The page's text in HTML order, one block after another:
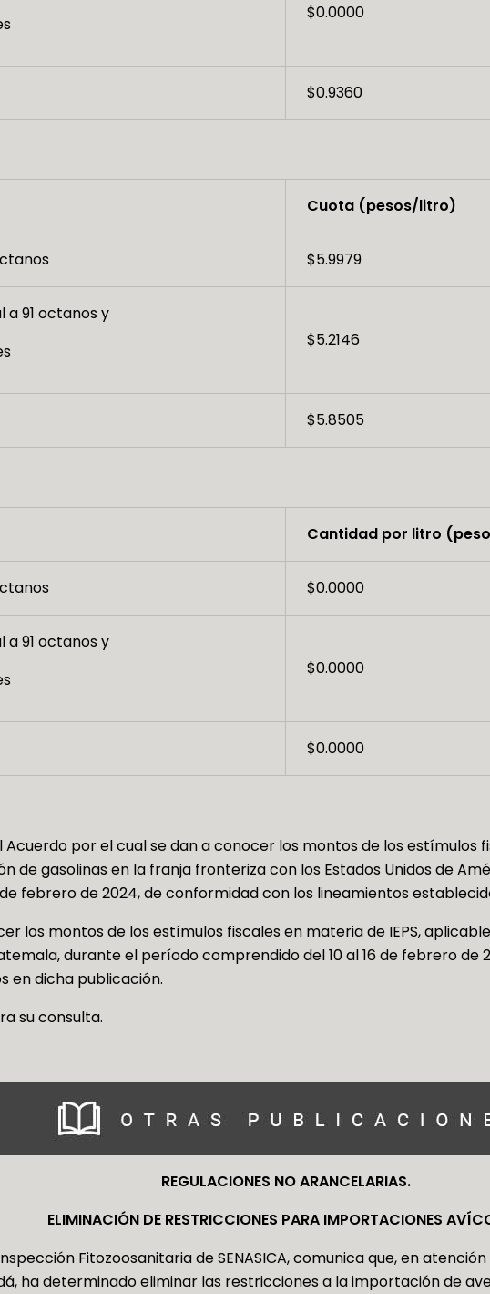
$0.0000
$0.9360
Cuota (pesos/litro)
$5.9979
a 91 octanos y
$5.2146
$5.8505
Cantidad por litro
$0.0000
a 91 octanos y
$0.0000
$0.0000
por el cual se dan a conocer los montos de los estímulos
de gasolinas en la franja fronteriza con los Estados Unidos de
febrero de 2024, de conformidad con los lineamientos
los montos de los estímulos fiscales en materia de IEPS,
durante el período comprendido del 10 al 16 de febrero de
en dicha publicación.
su consulta.
REGULACIONES NO ARANCELARIAS.
ELIMINACIÓN DE RESTRICCIONES PARA IMPORTACIONES
Fitozoosanitaria de SENASICA, comunica que, en
ha determinado eliminar las restricciones a la importación de